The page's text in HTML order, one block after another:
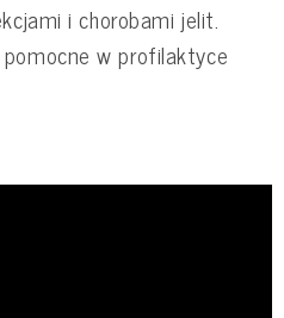
i chorobami jelit.
w profilaktyce